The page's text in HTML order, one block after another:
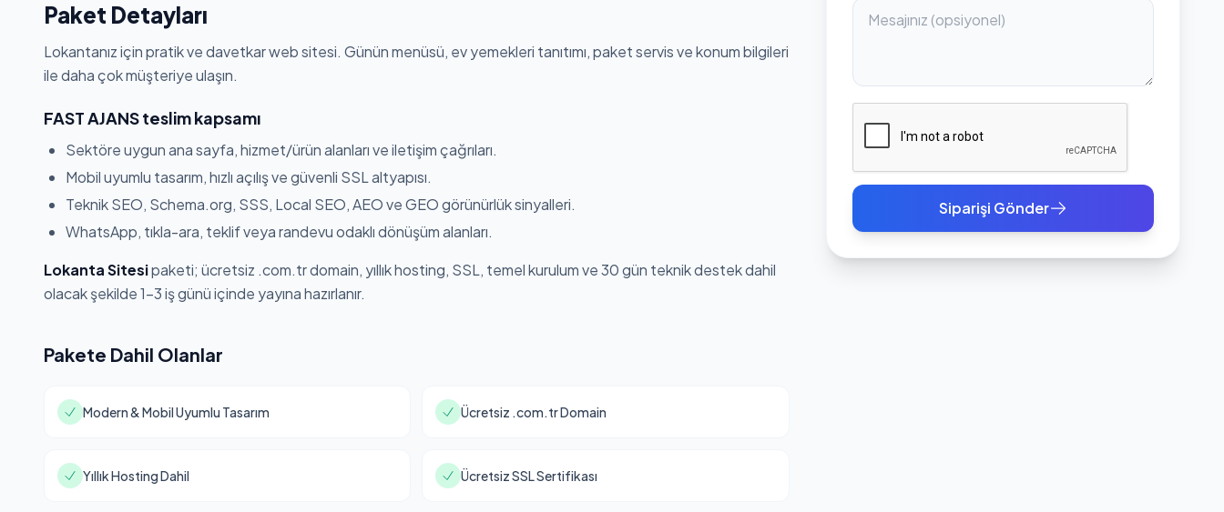
Paket Detayları
Lokantanız için pratik ve davetkar web sitesi. Günün menüsü, ev yemekleri tanıtımı, paket servis ve konum bilgileri
ile daha çok müşteriye ulaşın.
FAST AJANS teslim kapsamı
Sektöre uygun ana sayfa, hizmet/ürün alanları ve iletişim çağrıları.
Mobil uyumlu tasarım, hızlı açılış ve güvenli SSL altyapısı.
Teknik SEO, Schema.org, SSS, Local SEO, AEO ve GEO görünürlük sinyalleri.
WhatsApp, tıkla-ara, teklif veya randevu odaklı dönüşüm alanları.
Lokanta Sitesipaketi; ücretsiz .com.tr domain, yıllık hosting, SSL, temel kurulum ve 30 gün teknik destek dahil
olacak şekilde 1-3 iş günü içinde yayına hazırlanır.
Pakete Dahil Olanlar
Modern & Mobil Uyumlu Tasarım Ücretsiz .com.tr Domain
Yıllık Hosting Dahil Ücretsiz SSL Sertifikası
Siparişi Gönder